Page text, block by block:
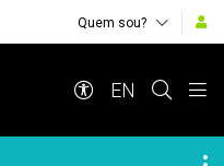
Quem sou?
EN